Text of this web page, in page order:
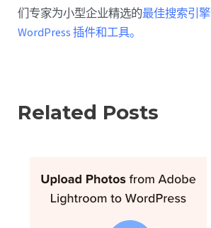
们专家为小型企业精选的最佳搜索引
WordPress 插件和工具。
Related Posts